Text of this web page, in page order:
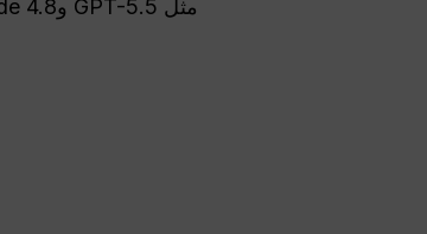
مثل GPT-5.5 وClaude 4.8 وPerplexity وGemini 3.1 Pro.